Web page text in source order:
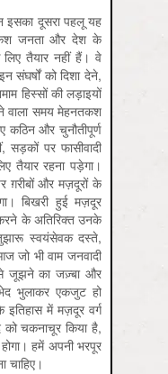
इसका दूसरा पहलू यह
जनता और देश के
तैयार नहीं हैं। वे
को दिशा देने,
हिस्‍सों की लड़ाइयों
समय मेहनतकश
कठिन और चुनौतीपूर्ण
सड़कों पर फासीवादी
तैयार रहना पड़ेगा।
ग़रीबों और मज़दूरों के
बिखरी हुई मज़दूर
के अतिरिक्त उनके
स्वयंसेवक दस्ते,
जो भी वाम जनवादी
से जूझने का जज़्बा और
भुलाकर एकजुट हो
इतिहास में मज़दूर वर्ग
को चकनाचूर किया है,
हमें अपनी भरपूर
चाहिए।